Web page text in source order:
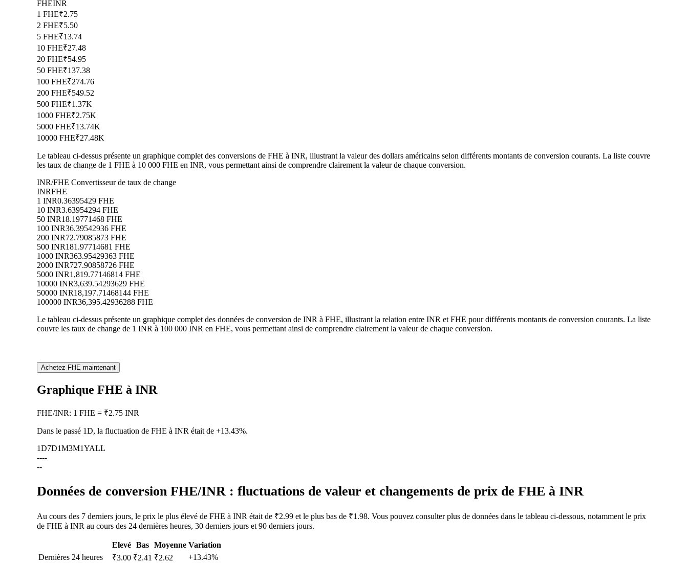
FHEINR
1 FHE₹2.75
2 FHE₹5.50
5 FHE₹13.74
10 FHE₹27.48
20 FHE₹54.95
50 FHE₹137.38
100 FHE₹274.76
200 FHE₹549.52
500 FHE₹1.37K
1000 FHE₹2.75K
5000 FHE₹13.74K
10000 FHE₹27.48K
Le tableau ci-dessus présente un graphique complet des conversions de FHE à INR, illustrant la valeur des dollars américains selon différents montants de conversion courants. La liste couvre
les taux de change de 1 FHE à 10 000 FHE en INR, vous permettant ainsi de comprendre clairement la valeur de chaque conversion.
INR/FHE Convertisseur de taux de change
INRFHE
1 INR0.36395429 FHE
10 INR3.63954294 FHE
50 INR18.19771468 FHE
100 INR36.39542936 FHE
200 INR72.79085873 FHE
500 INR181.97714681 FHE
1000 INR363.95429363 FHE
2000 INR727.90858726 FHE
5000 INR1,819.77146814 FHE
10000 INR3,639.54293629 FHE
50000 INR18,197.71468144 FHE
100000 INR36,395.42936288 FHE
Le tableau ci-dessus présente un graphique complet des données de conversion de INR à FHE, illustrant la relation entre INR et FHE pour différents montants de conversion courants. La liste
couvre les taux de change de 1 INR à 100 000 INR en FHE, vous permettant ainsi de comprendre clairement la valeur de chaque conversion.
Achetez FHE maintenant
Graphique FHE à INR
FHE/INR: 1 FHE = ₹2.75 INR
Dans le passé 1D, la fluctuation de FHE à INR était de +13.43%.
1D7D1M3M1YALL
----
--
Données de conversion FHE/INR : fluctuations de valeur et changements de prix de FHE à INR
Au cours des 7 derniers jours, le prix le plus élevé de FHE à INR était de ₹2.99 et le plus bas de ₹1.98. Vous pouvez consulter plus de données dans le tableau ci-dessous, notamment le prix
de FHE à INR au cours des 24 dernières heures, 30 derniers jours et 90 derniers jours.
Elevé Bas Moyenne Variation
Dernières 24 heures
₹3.00 ₹2.41 ₹2.62
+13.43%